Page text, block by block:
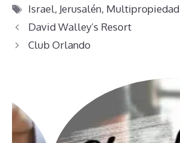
Etiquetas
Israel, Jerusalén, Multipropiedad
David Walley’s Resort
Club Orlando